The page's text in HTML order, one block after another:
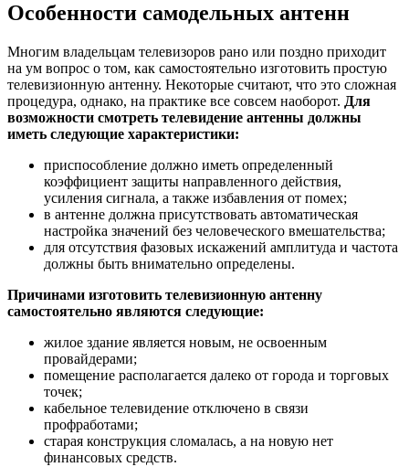
Особенности самодельных антенн
Многим владельцам телевизоров рано или поздно приходит
на ум вопрос о том, как самостоятельно изготовить простую
телевизионную антенну. Некоторые считают, что это сложная
процедура, однако, на практике все совсем наоборот. Для
возможности смотреть телевидение антенны должны
иметь следующие характеристики:
приспособление должно иметь определенный
коэффициент защиты направленного действия,
усиления сигнала, а также избавления от помех;
в антенне должна присутствовать автоматическая
настройка значений без человеческого вмешательства;
для отсутствия фазовых искажений амплитуда и частота
должны быть внимательно определены.
Причинами изготовить телевизионную антенну
самостоятельно являются следующие:
жилое здание является новым, не освоенным
провайдерами;
помещение располагается далеко от города и торговых
точек;
кабельное телевидение отключено в связи
профработами;
старая конструкция сломалась, а на новую нет
финансовых средств.